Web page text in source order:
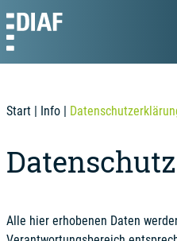
Start | Info |
Alle hier erhobenen Daten